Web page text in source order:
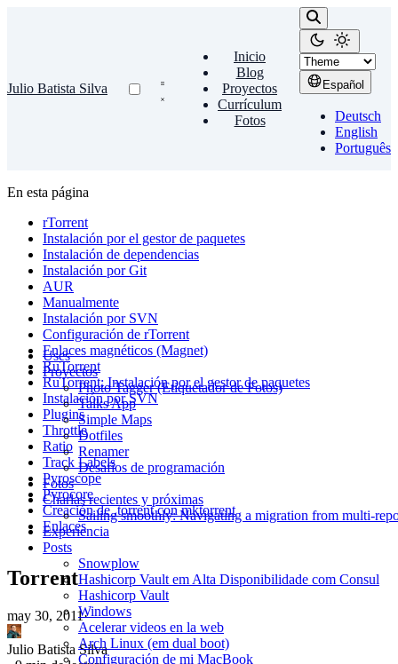
Julio Batista Silva
Inicio
Blog
Proyectos
Currículum
Fotos
Español
Deutsch
English
Português
Uses
Proyectos
Photo Tagger (Etiquetador de Fotos)
Talks App
Simple Maps
Dotfiles
Renamer
Desafíos de programación
Fotos
Charlas recientes y próximas
Sailing smoothly: Navigating a migration from multi-
Experiencia
Posts
Snowplow
Hashicorp Vault em Alta Disponibilidade com Consul
Hashicorp Vault
Windows
Acelerar videos en la web
Arch Linux (em dual boot)
Configuración de mi MacBook
En esta página
rTorrent
Instalación por el gestor de paquetes
Instalación de dependencias
Instalación por Git
AUR
Manualmente
Instalación por SVN
Configuración de rTorrent
Enlaces magnéticos (Magnet)
RuTorrent
RuTorrent: Instalación por el gestor de paquetes
Instalación por SVN
Plugins
Throttle
Ratio
Track Labels
Pyroscope
Pyrocore
Creación de .torrent con mktorrent
Enlaces
Torrent
may 30, 2011·
Julio Batista Silva